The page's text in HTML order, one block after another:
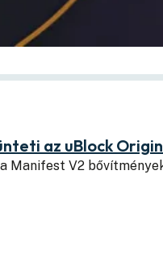
az uBlock
Manifest V2